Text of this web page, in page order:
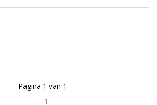
1
Pagina 1 van 1